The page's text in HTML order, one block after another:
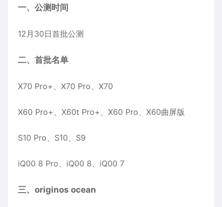
一、公测时间
12月30日首批公测
二、首批名单
X70 Pro+、X70 Pro、X70
X60 Pro+、X60t Pro+、X60 Pro、X60曲屏版
S10 Pro、S10、S9
iQ00 8 Pro、iQ00 8、iQ00 7
三、originos ocean